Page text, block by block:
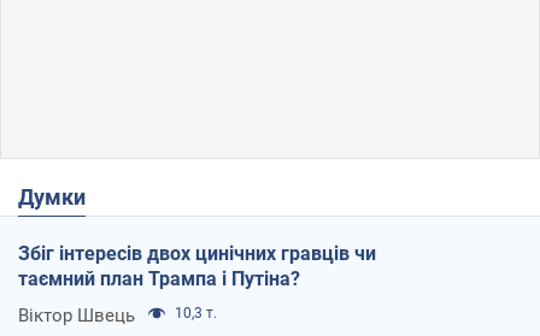
Думки
Збіг інтересів двох цинічних гравців чи
таємний план Трампа і Путіна?
Віктор Швець 10,3 т.